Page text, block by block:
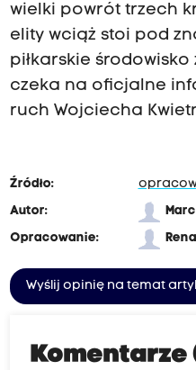
wielki powrót trzech
elity wciąż stoi pod
piłkarskie
czeka na oficjalne
ruch Wojciecha
Źródło:
Autor:
Opracowanie:
Wyślij opinię na temat
Komentarze